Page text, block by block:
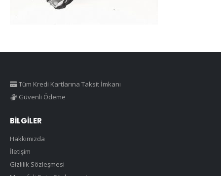
Tüm Kredi Kartlarına Taksit İmkanı
Güvenli Ödeme
BILGILER
Hakkımızda
İletişim
Gizlilik Sözleşmesi